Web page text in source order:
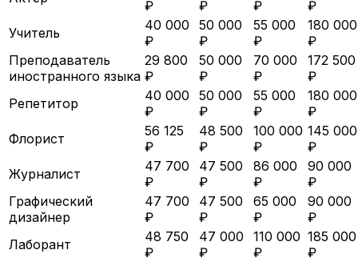
₽
₽
₽
₽
Учитель
40 000
₽
50 000
₽
55 000
₽
180 000
₽
Преподаватель
иностранного языка
29 800
₽
50 000
₽
70 000
₽
172 500
₽
Репетитор
40 000
₽
50 000
₽
55 000
₽
180 000
₽
Флорист
56 125
₽
48 500
₽
100 000
₽
145 000
₽
Журналист
47 700
₽
47 500
₽
86 000
₽
90 000
₽
Графический
дизайнер
47 700
₽
47 500
₽
65 000
₽
90 000
₽
Лаборант
48 750
₽
47 000
₽
110 000
₽
185 000
₽